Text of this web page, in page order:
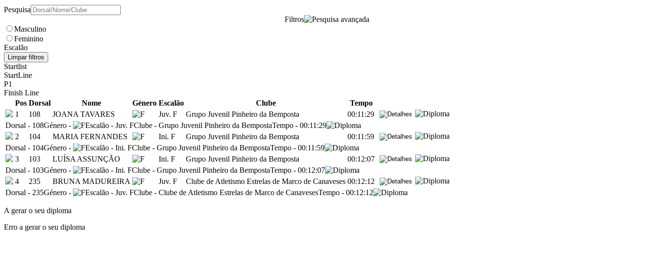
Pesquisa
Filtros
Masculino
Feminino
Escalão
Limpar filtros
Startlist
StartLine
P1
Finish Line
Pos Dorsal Nome Género Escalão Clube
Tempo
1
108 JOANA TAVARES Juv. F Grupo Juvenil Pinheiro da Bemposta
00:11:29
Dorsal - 108Género - Escalão - Juv. FClube - Grupo Juvenil Pinheiro da BempostaTempo - 00:11:29
2
104 MARIA FERNANDES Ini. F Grupo Juvenil Pinheiro da Bemposta
00:11:59
Dorsal - 104Género - Escalão - Ini. FClube - Grupo Juvenil Pinheiro da BempostaTempo - 00:11:59
3
103 LUÍSA ASSUNÇÃO Ini. F Grupo Juvenil Pinheiro da Bemposta
00:12:07
Dorsal - 103Género - Escalão - Ini. FClube - Grupo Juvenil Pinheiro da BempostaTempo - 00:12:07
4
235 BRUNA MADUREIRA Juv. F Clube de Atletismo Estrelas de Marco de Canaveses 00:12:12
Dorsal - 235Género - Escalão - Juv. FClube - Clube de Atletismo Estrelas de Marco de CanavesesTempo - 00:12:12
A gerar o seu diploma
Erro a gerar o seu diploma